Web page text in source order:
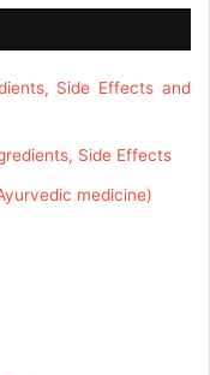
Side Effects and
Side Effects
Ayurvedic medicine)